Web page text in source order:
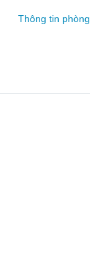
Thông tin phòng